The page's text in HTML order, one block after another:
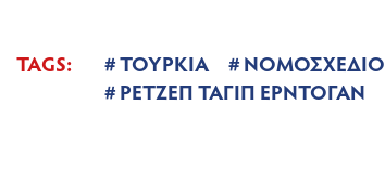
TAGS: ΤΟΥΡΚΙΑ ΝΟΜΟΣΧΕΔΙΟ
ΡΕΤΖΕΠ ΤΑΓΙΠ ΕΡΝΤΟΓΑΝ